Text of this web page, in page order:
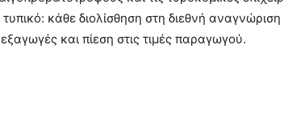
τυπικό: κάθε διολίσθηση στη διεθνή
και πίεση στις τιμές παραγωγού.